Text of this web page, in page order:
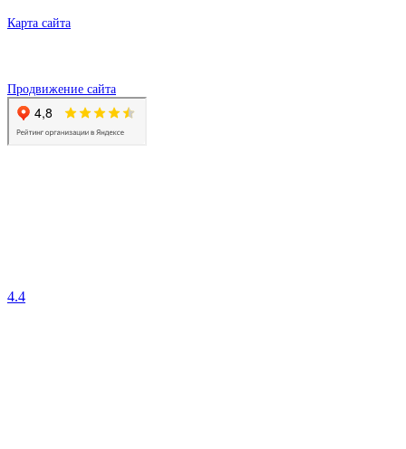
Карта сайта
Продвижение сайта
4.4